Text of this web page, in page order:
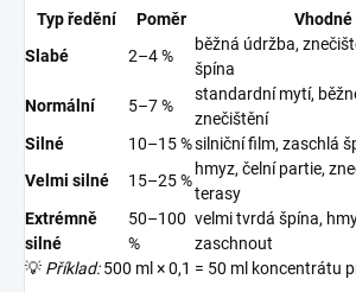
Typ ředění Poměr
Slabé
2–4 %
běžná údržba,
špína
Normální
5–7 %
standardní mytí,
znečištění
Silné
10–15 %silniční film, zaschlá
Velmi silné
15–25 %
hmyz, čelní partie,
terasy
Extrémně
silné
50–100
%
velmi tvrdá špína,
zaschnout
💡 Příklad:500 ml × 0,1 = 50 ml koncentrátu